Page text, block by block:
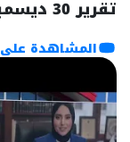
تقرير 30 ديسمبر 2025
المشاهدة على YouTube